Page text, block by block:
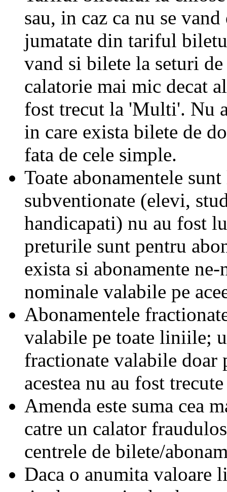
sau, in caz ca nu se
jumatate din tariful
vand si bilete la seturi
calatorie mai mic decat
fost trecut la 'Multi'. Nu
in care exista bilete de
fata de cele simple.
Toate abonamentele
subventionate (elevi,
handicapati) nu au fost
preturile sunt pentru
exista si abonamente
nominale valabile pe
Abonamentele
valabile pe toate liniile;
fractionate valabile doar
acestea nu au fost
Amenda este suma cea
catre un calator
centrele de bilete/
Daca o anumita valoare